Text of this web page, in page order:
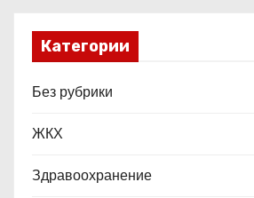
м
Категории
Без рубрики
ЖКХ
Здравоохранение